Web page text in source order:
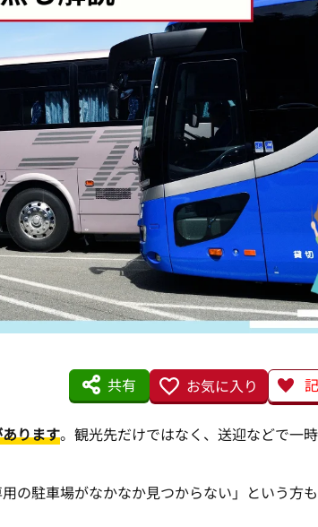
共有 お気に入り
ります。観光先だけではなく、送迎などで一
の駐車場がなかなか見つからない」という方